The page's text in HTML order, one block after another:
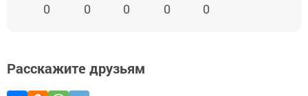
0 0 0 0 0
Расскажите друзьям